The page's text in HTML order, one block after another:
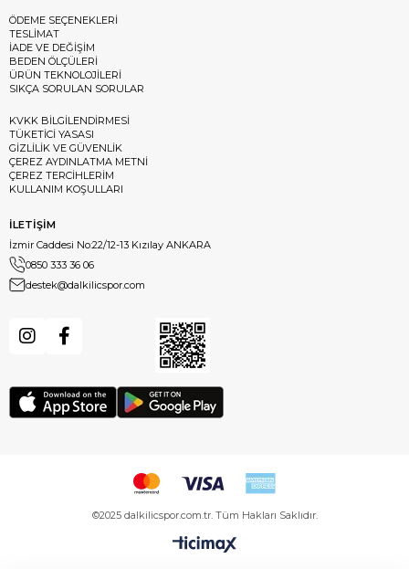
ÖDEME SEÇENEKLERİ
TESLİMAT
İADE VE DEĞİŞİM
BEDEN ÖLÇÜLERİ
ÜRÜN TEKNOLOJİLERİ
SIKÇA SORULAN SORULAR
KVKK BİLGİLENDİRMESİ
TÜKETİCİ YASASI
GİZLİLİK VE GÜVENLİK
ÇEREZ AYDINLATMA METNİ
ÇEREZ TERCİHLERİM
KULLANIM KOŞULLARI
İLETİŞİM
İzmir Caddesi No:22/12-13 Kızılay ANKARA
0850 333 36 06
destek@dalkilicspor.com
©2025 dalkilicspor.com.tr. Tüm Hakları Saklıdır.